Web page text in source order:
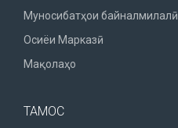
Муносибатҳои байналмилалӣ
Осиёи Марказӣ
Мақолаҳо
ТАМОС